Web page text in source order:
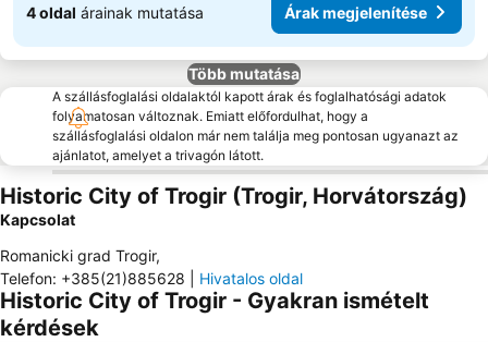
4 oldal árainak mutatása Árak megjelenítése
Több mutatása
A szállásfoglalási oldalaktól kapott árak és foglalhatósági adatok
folyamatosan változnak. Emiatt előfordulhat, hogy a
szállásfoglalási oldalon már nem találja meg pontosan ugyanazt az
ajánlatot, amelyet a trivagón látott.
Historic City of Trogir (Trogir, Horvátország)
Kapcsolat
Romanicki grad Trogir,
Telefon: +385(21)885628 Hivatalos oldal
Historic City of Trogir - Gyakran ismételt
kérdések